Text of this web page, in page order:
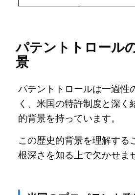
パテントトロール
景
パテントトロールは一過性
く、米国の特許制度と深く
的背景を持っています。
この歴史的背景を理解する
根深さを知る上で欠かせま